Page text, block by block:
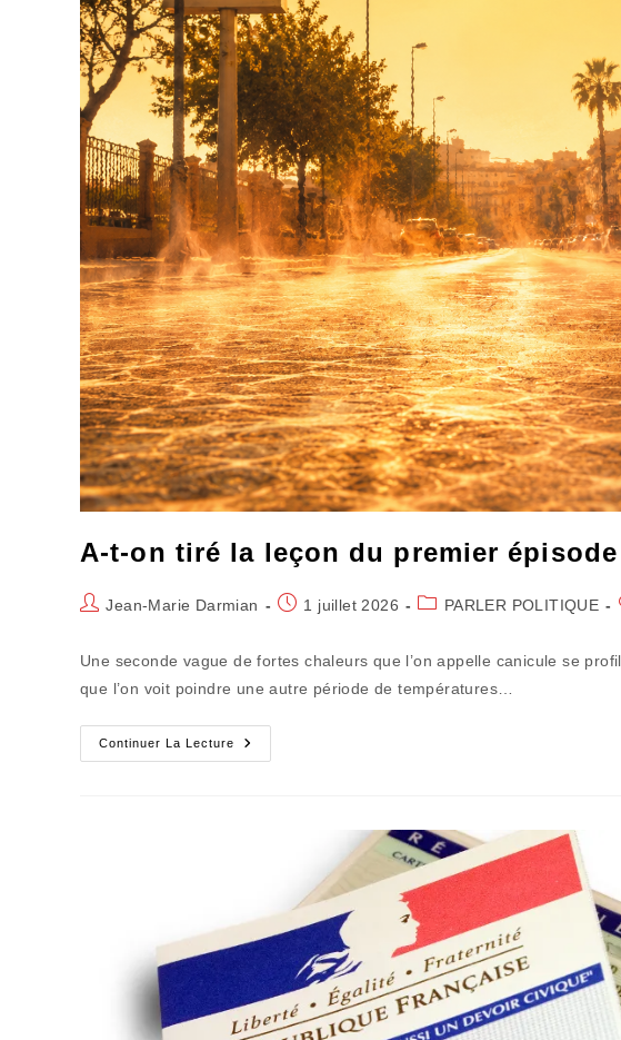
A-t-on tiré la leçon du premier
Auteur/autrice
Jean-Marie Darmian
Publication
1 juillet 2026
PostPARLER POLITIQUE
Une seconde vague de fortes chaleurs que l’on appelle canicule se
que l’on voit poindre une autre période de températures…
Continuer La Lecture
A-
T-
Caniculaire?